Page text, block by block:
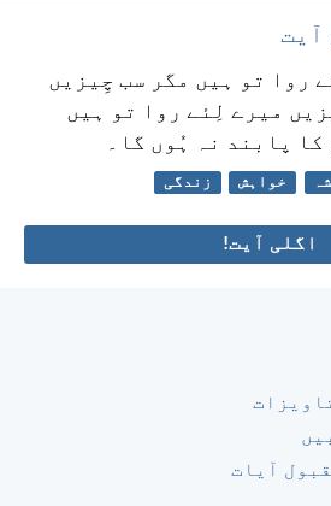
آیت
روا تو ہیں مگر سب چِیزیں
میرے لِئے روا تو ہیں
کا پابند نہ ہُوں گا۔
خواہش زندگی
اگلی آیت!
آیات